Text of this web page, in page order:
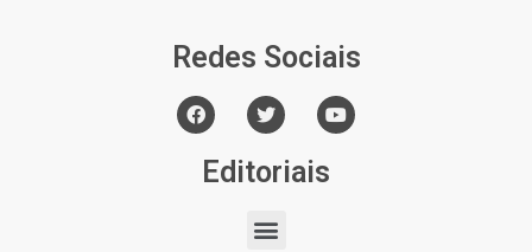
Redes Sociais
Editoriais